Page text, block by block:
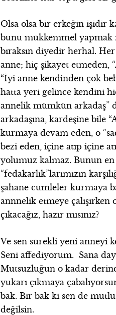
Olsa olsa bir erkeğin işidir
bunu mükkemmel yapmak
bıraksın diyedir herhal.
anne; hiç şikayet etmeden,
“İyi anne kendinden çok
hatta yeri gelince kendini
annelik mümkün arkadaş”
arkadaşına, kardeşine bile
kurmaya devam eden, o
bezi eden, içine atıp içine
yolumuz kalmaz. Bunun
“fedakarlık”larımızın
şahane cümleler kurmaya
annnelik etmeye
çıkacağız, hazır mısınız?
Ve sen sürekli yeni anneyi
Seni affediyorum. Sana
Mutsuzluğun o kadar
yukarı çıkmaya
bak. Bir bak ki sen de
değilsin.